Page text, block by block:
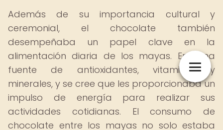
Además de su importancia cultural y
ceremonial, el chocolate también
desempeñaba un papel clave en la
alimentación diaria de los mayas. Era una
fuente de antioxidantes, vitaminas y
minerales, y se cree que les proporcionaba un
impulso de energía para realizar sus
actividades cotidianas. El consumo de
chocolate entre los mayas no solo estaba